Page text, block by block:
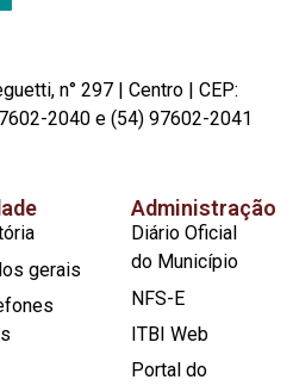
n° 297 | Centro | CEP:
2040 e (54) 97602-2041
gerais
Administração
Diário Oficial
do Município
NFS-E
ITBI Web
Portal do